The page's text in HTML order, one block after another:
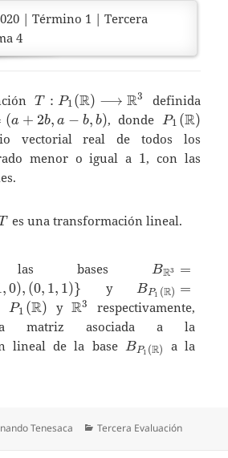
| Término 1 | Tercera
4
\mathbb{R}^3
T : P1 (R) ⟶ R3
definida
(a + 2b, a − b, b), donde P1 (R)
vectorial real de todos los
menor o igual a 1
1, con las
es una transformación lineal.
las bases
{
\}
BR3
=
,0), (0, 1, 1)} y
{ 1,x+1 \}
BP1 (R) =
P_1(\mathbb{R})
P1 (R) y\mathbb{R}^3
R3
respectivamente,
matriz asociada a la
lineal de la base BP1 (R)
a la
Tenesaca Categorías
Tercera Evaluación